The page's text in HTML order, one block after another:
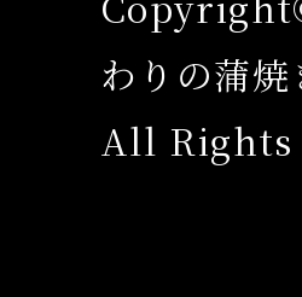
わりの蒲
All Rights